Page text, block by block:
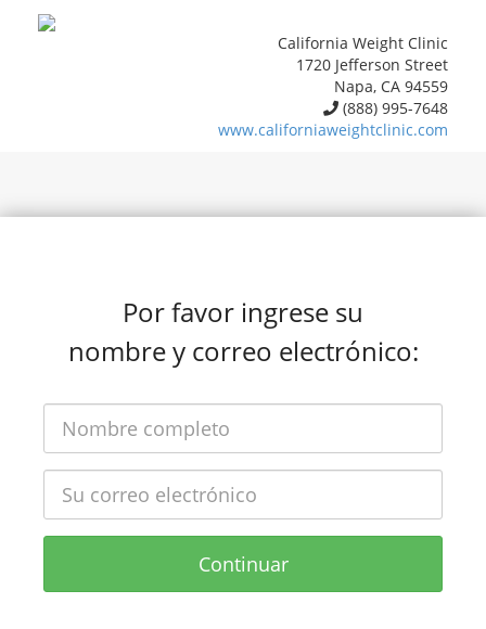
California Weight Clinic
1720 Jefferson Street
Napa, CA 94559
(888) 995-7648
www.californiaweightclinic.com
Por favor ingrese su
nombre y correo electrónico:
Continuar